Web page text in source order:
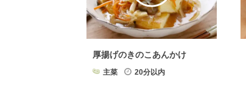
厚揚げのきのこあんかけ
主菜 20分以内